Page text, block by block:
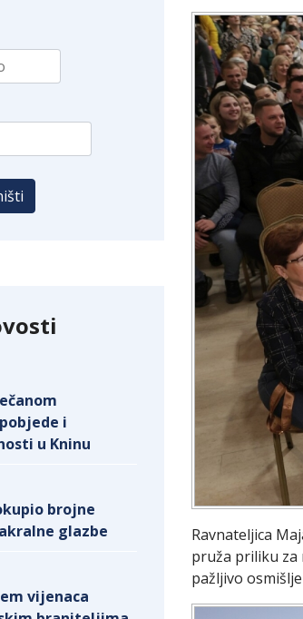
i
u Kninu
brojne
glazbe
vijenaca
Ravnateljica
pruža priliku za
pažljivo